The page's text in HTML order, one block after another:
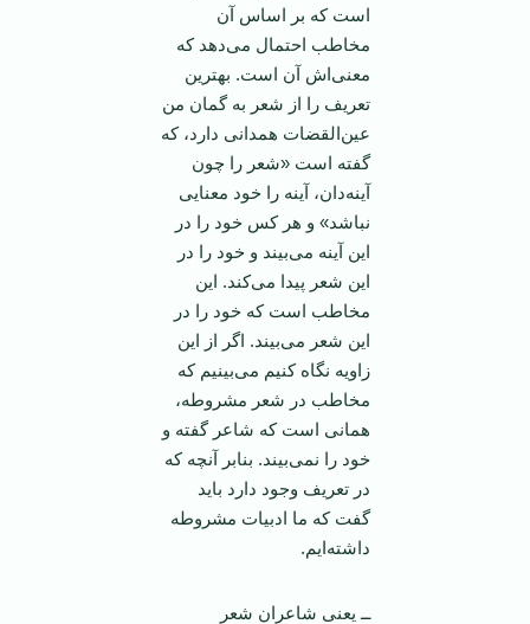
است که بر اساس آن
مخاطب احتمال می‌دهد که
معنی‌اش آن است. بهترین
تعریف را از شعر به گمان من
عین‌القضات همدانی دارد، که
گفته است «شعر را چون
آینه‌دان، آینه را خود معنایی
نباشد» و هر کس خود را در
این آینه می‌بیند و خود را در
این شعر پیدا می‌کند. این
مخاطب است که خود را در
این شعر می‌بیند. اگر از این
زاویه نگاه کنیم می‌بینیم که
مخاطب در شعر مشروطه،
همانی است که شاعر گفته و
خود را نمی‌بیند. بنابر آنچه که
در تعریف وجود دارد باید
گفت که ما ادبیات مشروطه
داشته‌ایم.
ــ یعنی شاعران شعر